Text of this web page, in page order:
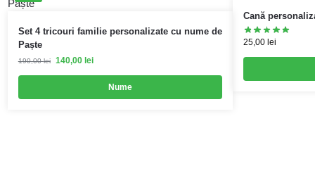
Set 4 tricouri familie personalizate cu nume de
Paște
190,00lei 140,00 lei
Nume
Cană
25,00 lei